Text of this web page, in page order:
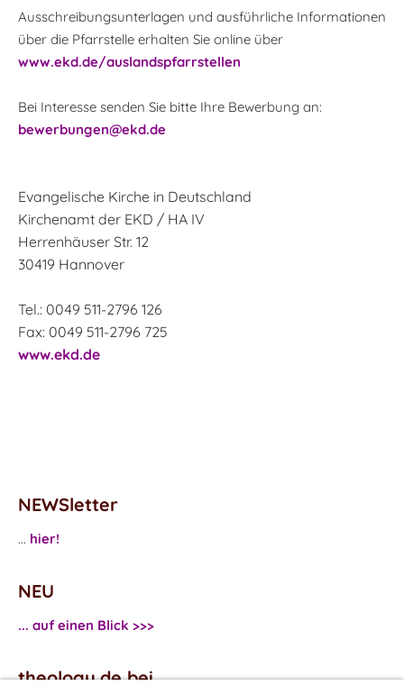
Ausschreibungsunterlagen und ausführliche Informationen
über die Pfarrstelle erhalten Sie online über
www.ekd.de/auslandspfarrstellen
Bei Interesse senden Sie bitte Ihre Bewerbung an:
bewerbungen@ekd.de
Evangelische Kirche in Deutschland
Kirchenamt der EKD / HA IV
Herrenhäuser Str. 12
30419 Hannover
Tel.: 0049 511-2796 126
Fax: 0049 511-2796 725
www.ekd.de
NEWSletter
... hier!
NEU
... auf einen Blick >>>
theology.de bei